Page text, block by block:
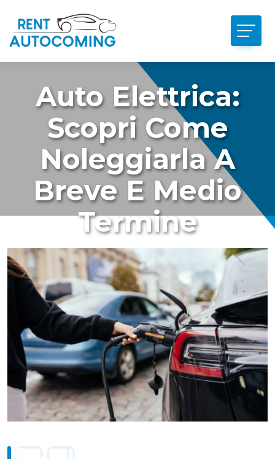
Auto Elettrica:
Scopri Come
Noleggiarla A
Breve E Medio
Termine